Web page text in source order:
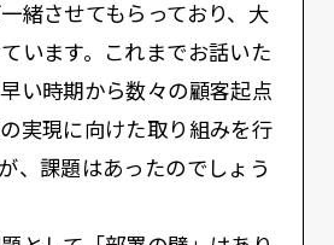
緒させてもらっており、大
います。これまでお話いた
い時期から数々の顧客起点
実現に向けた取り組みを行
、課題はあったのでしょう